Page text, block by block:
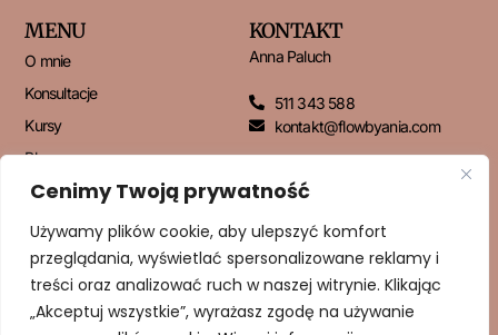
Cenimy Twoją prywatność
Używamy plików cookie, aby ulepszyć komfort
przeglądania, wyświetlać spersonalizowane reklamy i
treści oraz analizować ruch w naszej witrynie. Klikając
„Akceptuj wszystkie”, wyrażasz zgodę na używanie
MENU
O mnie
Konsultacje
Kursy
Blog
Kontakt
KONTAKT
Anna Paluch
511 343 588
kontakt@flowbyania.com
NEWSLETTER